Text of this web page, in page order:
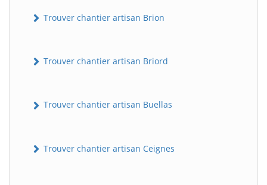
Trouver chantier artisan Brion
Trouver chantier artisan Briord
Trouver chantier artisan Buellas
Trouver chantier artisan Ceignes